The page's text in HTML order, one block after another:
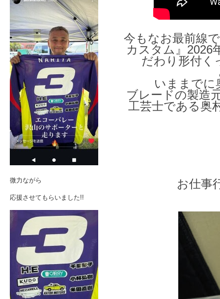
今もなお最前線
カスタム』2026
だわり形付く
いままでに
ブレードの製造
工芸士である奥
お仕事
微力ながら
応援させてもらいました!!